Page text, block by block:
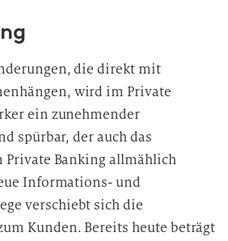
die direkt mit
wird im Private
ein zunehmender
spürbar, der auch das
Private Banking allmählich
Informations- und
verschiebt sich die
Kunden. Bereits heute beträgt